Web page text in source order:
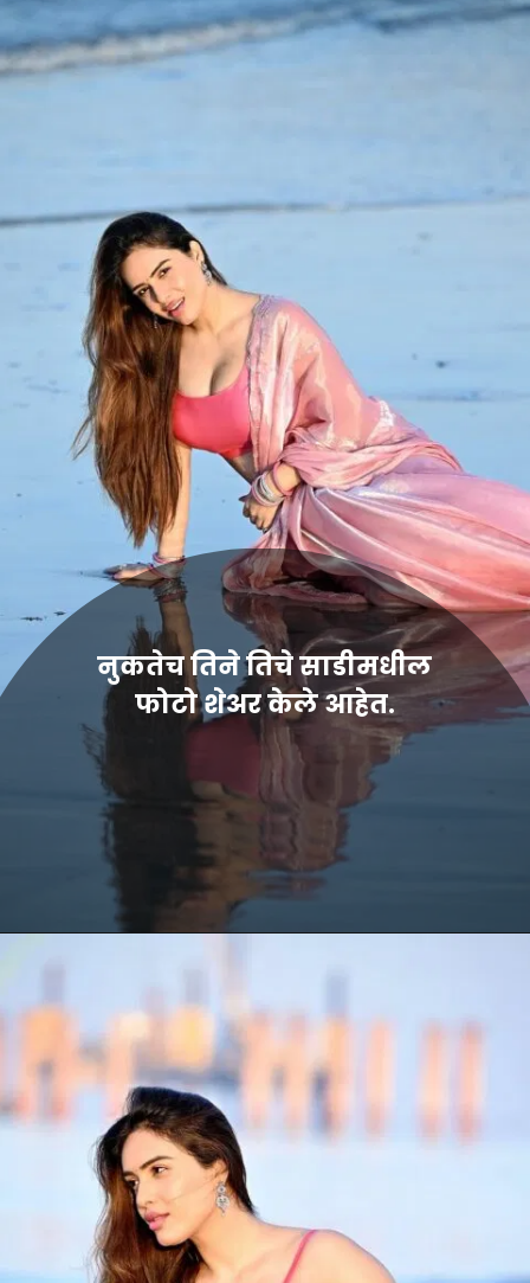
नुकतेच तिने तिचे साडीमधील
फोटो शेअर केले आहेत.